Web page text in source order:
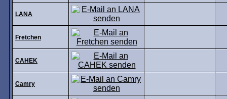
LANA
Fretchen
CAHEK
Camry